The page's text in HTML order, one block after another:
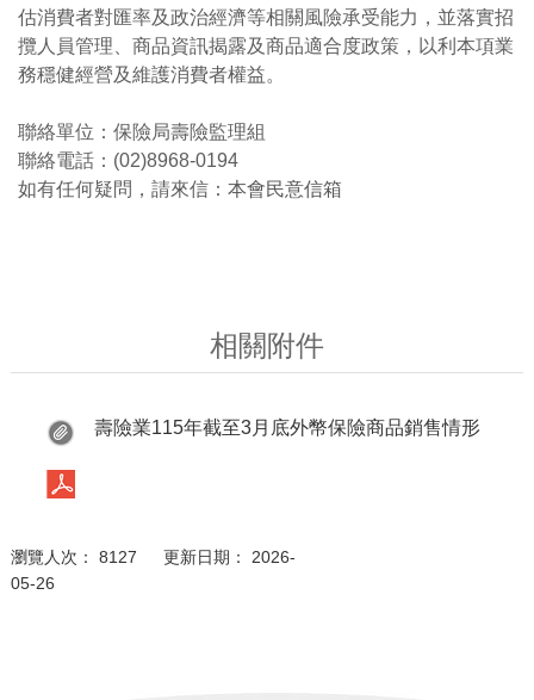
估消費者對匯率及政治經濟等相關風險承受能力，並落實招
攬人員管理、商品資訊揭露及商品適合度政策，以利本項業
務穩健經營及維護消費者權益。
聯絡單位：保險局壽險監理組
聯絡電話：(02)8968-0194
如有任何疑問，請來信：本會民意信箱
相關附件
壽險業115年截至3月底外幣保險商品銷售情形
瀏覽人次： 8127 更新日期： 2026-
05-26